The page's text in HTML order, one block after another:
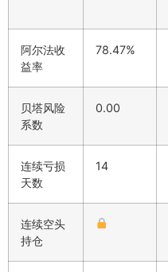
阿尔法收
益率
78.47%
贝塔风险
系数
0.00
连续亏损
天数
14
连续空头
持仓